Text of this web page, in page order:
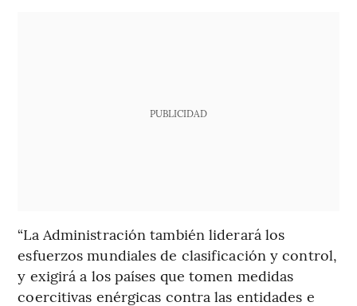
PUBLICIDAD
“La Administración también liderará los
esfuerzos mundiales de clasificación y control,
y exigirá a los países que tomen medidas
coercitivas enérgicas contra las entidades e